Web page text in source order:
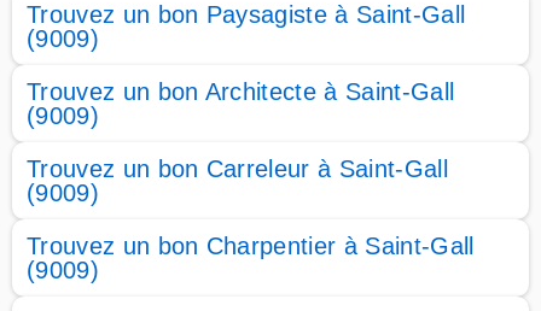
Trouvez un bon Paysagiste à Saint-Gall
(9009)
Trouvez un bon Architecte à Saint-Gall
(9009)
Trouvez un bon Carreleur à Saint-Gall
(9009)
Trouvez un bon Charpentier à Saint-Gall
(9009)